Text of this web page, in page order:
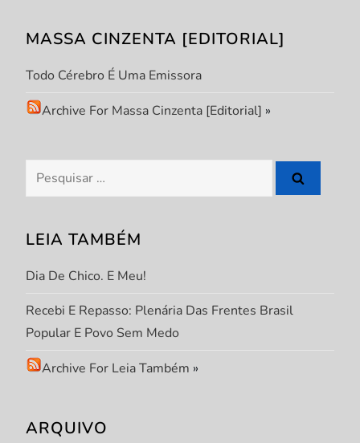
o
d
e
o
MASSA CINZENTA [EDITORIAL]
Todo Cérebro É Uma Emissora
Archive For Massa Cinzenta [Editorial] »
Pesquisar
por:
LEIA TAMBÉM
Dia De Chico. E Meu!
Recebi E Repasso: Plenária Das Frentes Brasil
Popular E Povo Sem Medo
Archive For Leia Também »
ARQUIVO